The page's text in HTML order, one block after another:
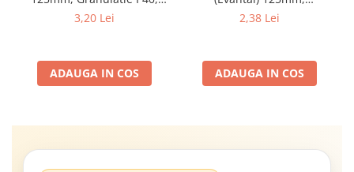
Abraziv Premium din
13300 RPM, pentru Slefuire
Otel, Inox, Lemn si Metal,
3,20 Lei
ADAUGA IN COS
Granulație , pentru Metal și
2,38 Lei
ADAUGA IN COS